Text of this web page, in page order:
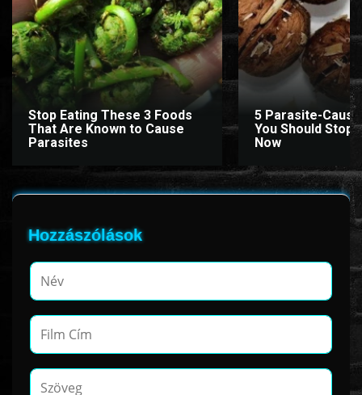
Stop Eating These 3 Foods
That Are Known to Cause
Parasites
5 Parasite-
You Should Stop
Now
Hozzászólások